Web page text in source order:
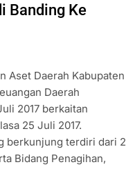
Banding Ke
Aset Daerah Kabupaten
Daerah
2017 berkaitan
25 Juli 2017.
berkunjung terdiri dari 2
Bidang Penagihan,